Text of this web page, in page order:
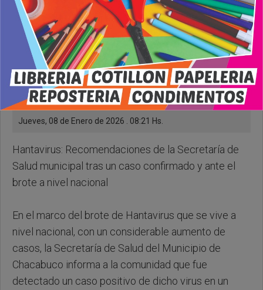
Jueves, 08 de Enero de 2026 . 08:21 Hs.
Hantavirus: Recomendaciones de la Secretaría de
Salud municipal tras un caso confirmado y ante el
brote a nivel nacional
En el marco del brote de Hantavirus que se vive a
nivel nacional, con un considerable aumento de
casos, la Secretaría de Salud del Municipio de
Chacabuco informa a la comunidad que fue
detectado un caso positivo de dicho virus en un